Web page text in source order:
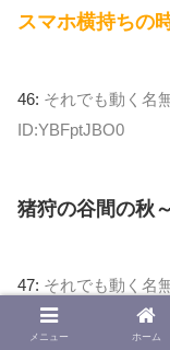
スマホ横持ちの
46: それでも動く名
ID:YBFptJBO0
猪狩の谷間の秋
47: それでも動く名
ID:THlp0DTC0
メニュー ホーム